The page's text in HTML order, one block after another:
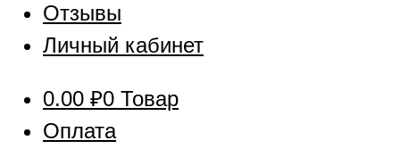
Отзывы
Личный кабинет
0.00 ₽0 Товар
Оплата